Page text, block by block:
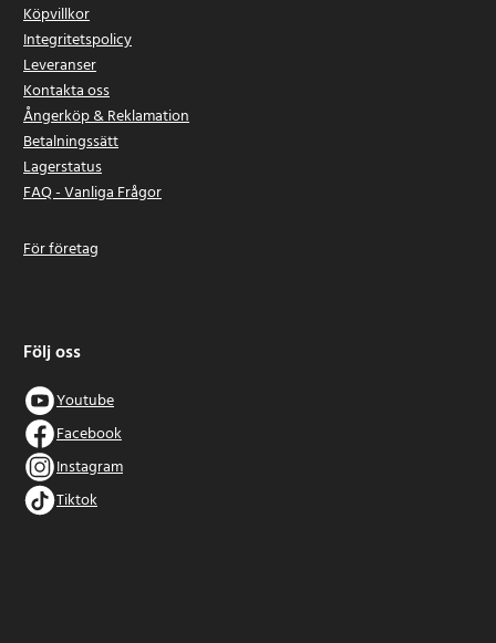
Köpvillkor
Integritetspolicy
Leveranser
Kontakta oss
Ångerköp & Reklamation
Betalningssätt
Lagerstatus
FAQ - Vanliga Frågor
För företag
Följ oss
Youtube
Facebook
Instagram
Tiktok